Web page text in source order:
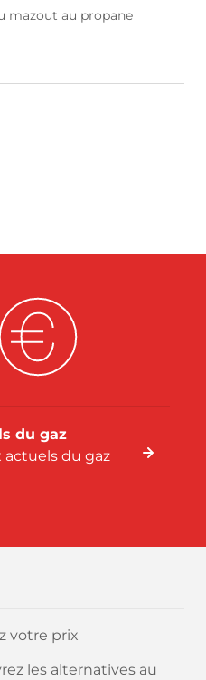
mazout au propane
du gaz
actuels du gaz
votre prix
les alternatives au